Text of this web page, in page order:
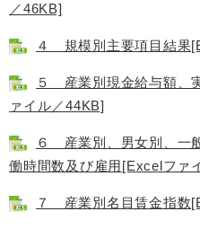
／46KB]
４ 規模別主要項目結果
５ 産業別現金給与額、
ァイル／44KB]
６ 産業別、男女別、一
働時間数及び雇用[Excelファ
７ 産業別名目賃金指数